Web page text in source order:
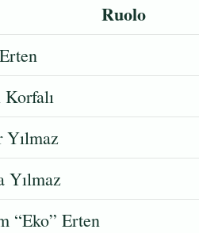
Ruolo
Korfalı
Yılmaz
Yılmaz
“Eko” Erten